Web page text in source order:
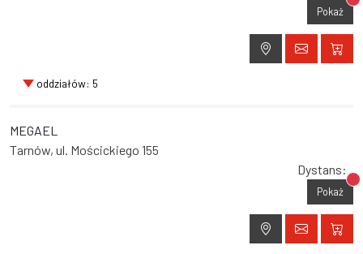
Pokaż
oddziałów: 5
MEGAEL
Tarnów, ul. Mościckiego 155
Dystans:
Pokaż